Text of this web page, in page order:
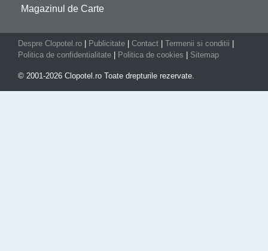
Magazinul de Carte
Despre Clopotel.ro Publicitate Contact Termenii si conditii
Politica de confidentialitate
Politica de cookies Sitemap
© 2001-2026 Clopotel.ro Toate drepturile rezervate.